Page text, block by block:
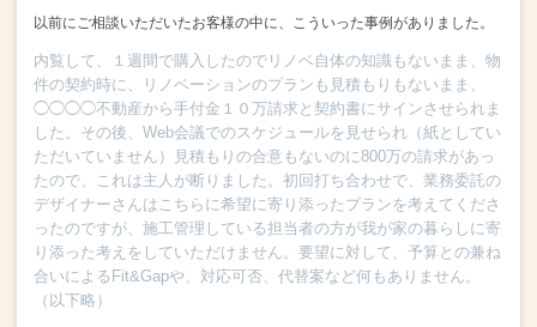
以前にご相談いただいたお客様の中に、こういった事例がありました。
内覧して、１週間で購入したのでリノベ自体の知識もないまま、 物
件の契約時に、リノベーションのプランも見積もりもないまま、
◯◯◯◯不動産から手付金１０万請求と契約書にサインさせられま
した。 その後、Web会議でのスケジュールを見せられ（紙としてい
ただいていません）見積もりの合意もないのに800万の請求があっ
たので、これは主人が断りました。 初回打ち合わせで、業務委託の
デザイナーさんはこちらに希望に寄り添ったプランを考えてくださ
ったのですが、 施工管理している担当者の方が我が家の暮らしに寄
り添った考えをしていただけません。 要望に対して、予算との兼ね
合いによるFit&Gapや、対応可否、代替案など何もありません。
（以下略）